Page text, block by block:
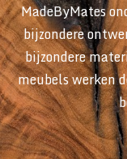
MadeByMates
bijzondere
bijzondere
meubels werken